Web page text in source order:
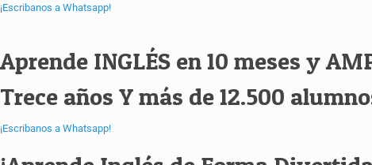
¡Escribanos a Whatsapp!
Aprende INGLÉS en 10 meses y
Trece años Y más de 12.500
¡Escribanos a Whatsapp!